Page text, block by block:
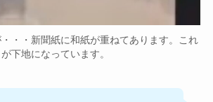
・・新聞紙に和紙が重ねてあります。これ
が下地になっています。